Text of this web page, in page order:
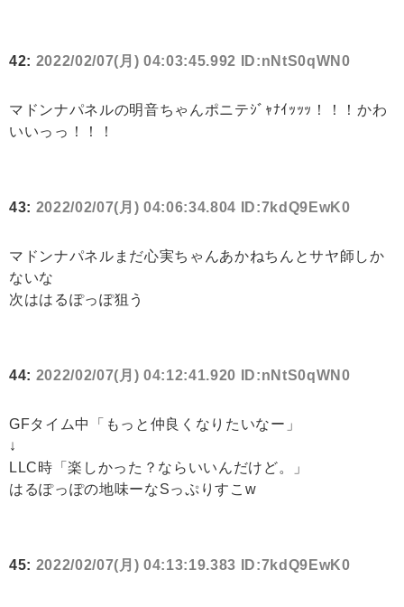
42: 2022/02/07(月) 04:03:45.992 ID:nNtS0qWN0
マドンナパネルの明音ちゃんポニテｼﾞｬﾅｲｯｯｯ！！！かわ
いいっっ！！！
43: 2022/02/07(月) 04:06:34.804 ID:7kdQ9EwK0
マドンナパネルまだ心実ちゃんあかねちんとサヤ師しか
ないな
次ははるぽっぽ狙う
44: 2022/02/07(月) 04:12:41.920 ID:nNtS0qWN0
GFタイム中「もっと仲良くなりたいなー」
↓
LLC時「楽しかった？ならいいんだけど。」
はるぽっぽの地味ーなSっぷりすこw
45: 2022/02/07(月) 04:13:19.383 ID:7kdQ9EwK0